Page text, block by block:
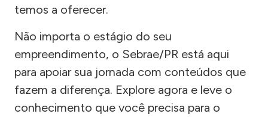
temos a oferecer.
Não importa o estágio do seu
empreendimento, o Sebrae/PR está aqui
para apoiar sua jornada com conteúdos que
fazem a diferença. Explore agora e leve o
conhecimento que você precisa para o